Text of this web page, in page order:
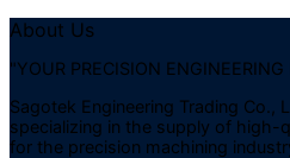
About Us
"YOUR PRECISION ENGINEERING
Sagotek Engineering Trading Co.,
specializing in the supply of high-
for the precision machining